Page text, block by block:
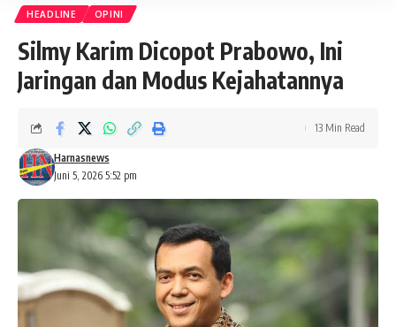
HEADLINE OPINI
Silmy Karim Dicopot Prabowo, Ini
Jaringan dan Modus Kejahatannya
Juni 5, 2026 5:52 pm
Harnasnews
13 Min Read